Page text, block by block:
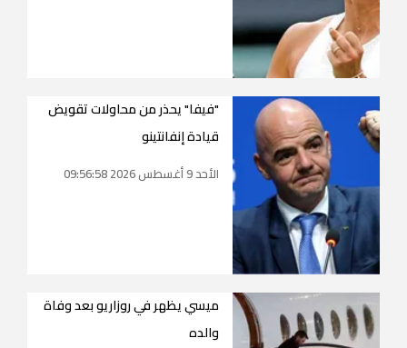
"فيفا" يحذر من محاولات تقويض
قيادة إنفانتينو
الأحد 9 أغسطس 2026 09:56:58
ميسي يظهر في روزاريو بعد وفاة
والده